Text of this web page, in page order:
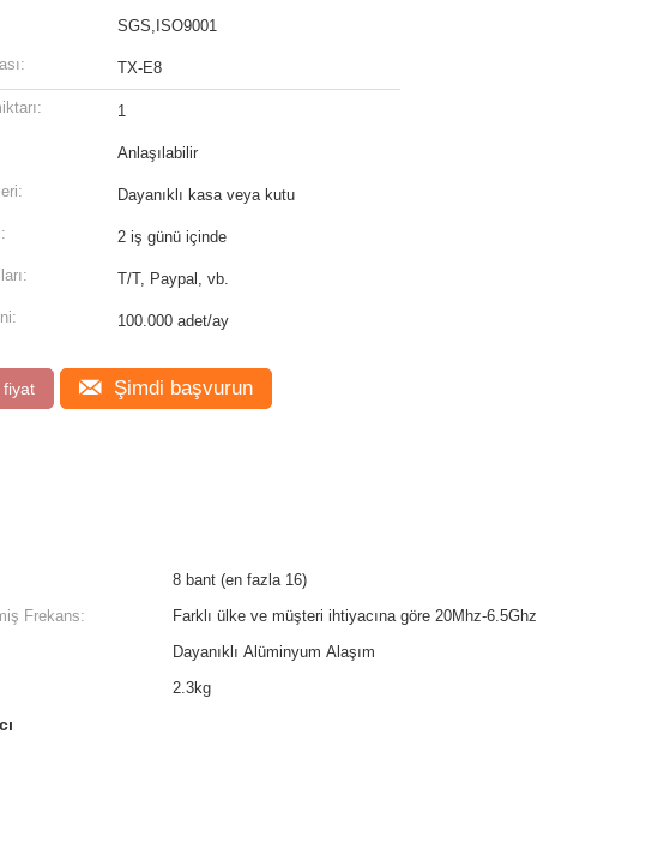
SGS,ISO9001
TX-E8
1
Anlaşılabilir
Dayanıklı kasa veya kutu
2 iş günü içinde
T/T, Paypal, vb.
100.000 adet/ay
fiyat Şimdi başvurun
8 bant (en fazla 16)
Frekans:
Farklı ülke ve müşteri ihtiyacına göre 20Mhz-6.5Ghz
Dayanıklı Alüminyum Alaşım
2.3kg